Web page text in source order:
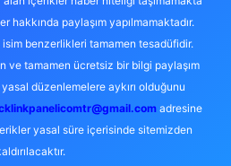
hakkında paylaşım yapılmamaktadır.
benzerlikleri tamamen tesadüfidir.
ve tamamen ücretsiz bir bilgi paylaşım
düzenlemelere aykırı olduğunu
adresine
yasal süre içerisinde sitemizden